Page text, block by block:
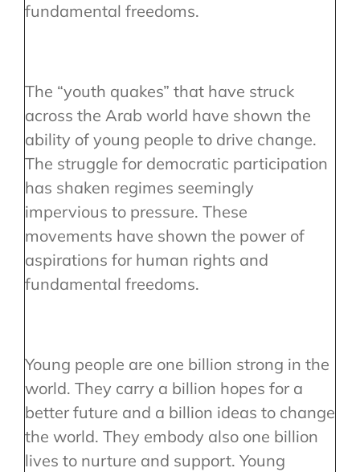
fundamental freedoms.
The “youth quakes” that have struck
across the Arab world have shown the
ability of young people to drive change.
The struggle for democratic participation
has shaken regimes seemingly
impervious to pressure. These
movements have shown the power of
aspirations for human rights and
fundamental freedoms.
Young people are one billion strong in the
world. They carry a billion hopes for a
better future and a billion ideas to change
the world. They embody also one billion
lives to nurture and support. Young